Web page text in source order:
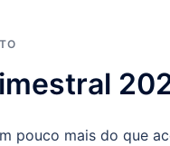
pouco mais do que